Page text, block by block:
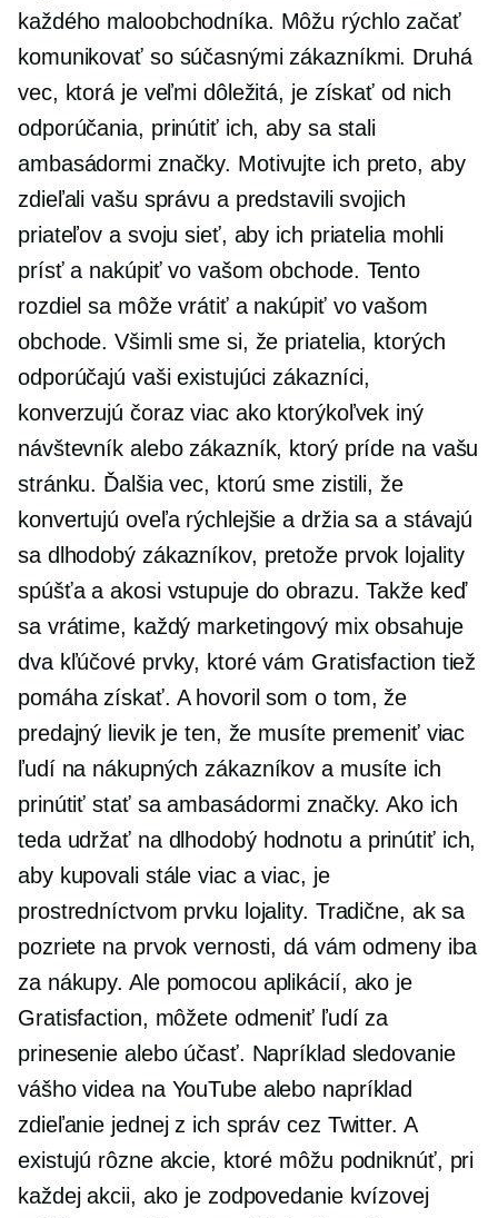
každého maloobchodníka. Môžu rýchlo začať
komunikovať so súčasnými zákazníkmi. Druhá
vec, ktorá je veľmi dôležitá, je získať od nich
odporúčania, prinútiť ich, aby sa stali
ambasádormi značky. Motivujte ich preto, aby
zdieľali vašu správu a predstavili svojich
priateľov a svoju sieť, aby ich priatelia mohli
prísť a nakúpiť vo vašom obchode. Tento
rozdiel sa môže vrátiť a nakúpiť vo vašom
obchode. Všimli sme si, že priatelia, ktorých
odporúčajú vaši existujúci zákazníci,
konverzujú čoraz viac ako ktorýkoľvek iný
návštevník alebo zákazník, ktorý príde na vašu
stránku. Ďalšia vec, ktorú sme zistili, že
konvertujú oveľa rýchlejšie a držia sa a stávajú
sa dlhodobýzákazníkov, pretože prvok lojality
spúšťa a akosi vstupuje do obrazu. Takže keď
sa vrátime, každý marketingový mix obsahuje
dva kľúčové prvky, ktoré vám Gratisfaction tiež
pomáha získať. A hovoril som o tom, že
predajný lievik je ten, že musíte premeniť viac
ľudí na nákupných zákazníkov a musíte ich
prinútiť stať sa ambasádormi značky. Ako ich
teda udržať na dlhodobýhodnotu a prinútiť ich,
aby kupovali stále viac a viac, je
prostredníctvom prvku lojality. Tradične, ak sa
pozriete na prvok vernosti, dá vám odmeny iba
za nákupy. Ale pomocou aplikácií, ako je
Gratisfaction, môžete odmeniť ľudí za
prinesenie alebo účasť. Napríklad sledovanie
vášho videa na YouTube alebo napríklad
zdieľanie jednej z ich správ cez Twitter. A
existujú rôzne akcie, ktoré môžu podniknúť, pri
každej akcii, ako je zodpovedanie kvízovej